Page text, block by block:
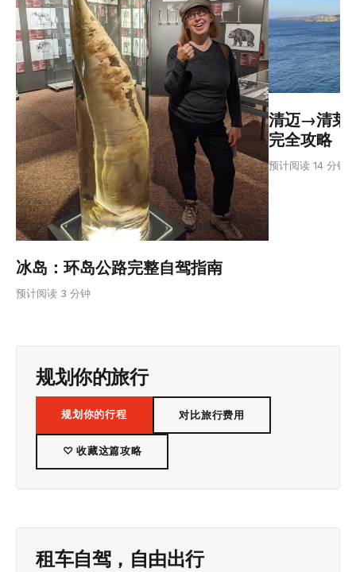
冰岛：环岛公路完整自驾指南
预计阅读 3 分钟
清迈→清莱
完全攻略
预计阅读 14 分钟
规划你的旅行
规划你的行程 对比旅行费用
♡ 收藏这篇攻略
租车自驾，自由出行